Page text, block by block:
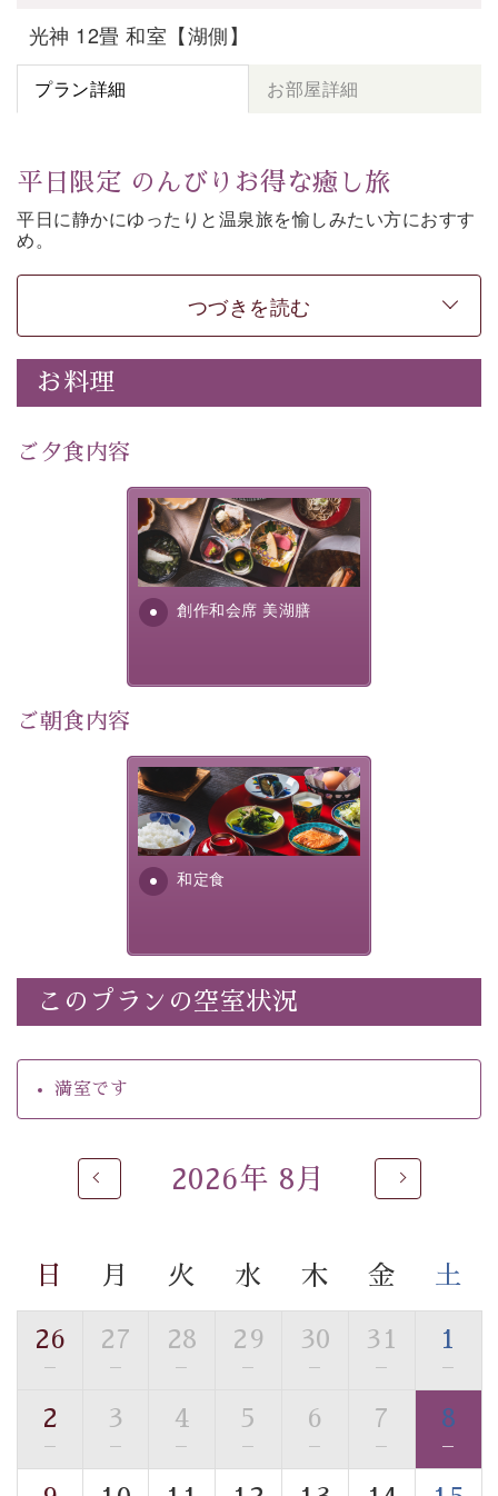
光神 12畳 和室【湖側】
プラン詳細 お部屋詳細
平日限定 のんびりお得な癒し旅
平日に静かにゆったりと温泉旅を愉しみたい方におすす
め。
い。
どなたでもお得にご予約できます。
-----------【安心への取り組み】----------
個室料亭、貸切風呂のご利用が可能な上、 安心安全にご
滞在いただけるよう
徹底した衛生管理を行っております。
---------------------------------------------
【公式限定価格】 通常料金よりお一人様1100円引き
・朝夕個室料亭で個室食
・館内着をご用意
・就寝用パジャマをご用意
・館内フリーWi-Fi
・チェックイン15時、チェックアウト10時
・朝食はこだわりの味噌汁をはじめとした和定食
自家源泉「美翠源泉」は酸化の進みが遅く新鮮で若返り
■お座敷風呂（大浴場）
温泉の成分に合わせ、防菌防カビの特殊素材の畳を使
※男性大浴場までのご移動には階段がございます。 予め
ご了承のほどお願いいたします。
■貸切温泉風呂 （40分2000円）
眺望はございませんが、源泉掛け流しの温泉の質を楽し
む貸切温泉風呂です。ゆったりといやされるプライベー
トな空間をお愉しみください。
つづきを読む
お料理
ご夕食内容
創作和会席 美湖膳
美湖膳とは諏訪の地で特別を
提供する為に料理長・神原 裕
明が考え出した創作和会席で
す。美しい諏訪湖の幸...
ご朝食内容
和定食
さっぱりとした和食膳に使わ
れる食材は、諏訪の名産品を
ふんだんに取り入れ、安心・
安全を心掛けた長野県産...
このプランの空室状況
満室です
2026年 8月
日 月 火 水 木 金 土
26
—
27
—
28
—
29
—
30
—
31
—
1
—
2
—
3
—
4
—
5
—
6
—
7
—
8
—